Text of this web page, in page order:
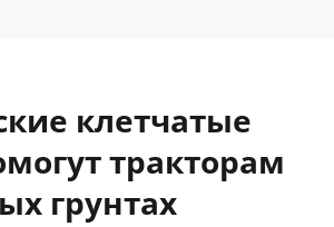
клетчатые
тракторам
грунтах